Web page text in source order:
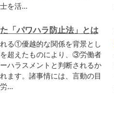
を活...
「パワハラ防止法」とは
る①優越的な関係を背景とし
超えたものにより、③労働者
ハラスメントと判断されるか
ます。諸事情には、言動の目
...